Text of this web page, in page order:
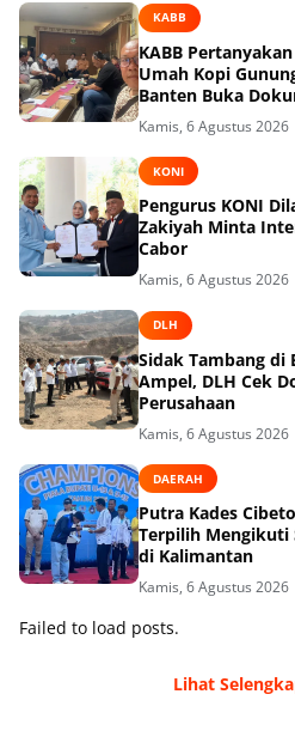
KABB
KABB
Umah Kopi
Banten Buka
Kamis, 6 Agustus 2026
KONI
Pengurus KONI
Zakiyah Minta
Cabor
Kamis, 6 Agustus 2026
DLH
Sidak Tambang di
Ampel, DLH Cek
Perusahaan
Kamis, 6 Agustus 2026
DAERAH
Putra Kades
Terpilih Mengikuti
di Kalimantan
Kamis, 6 Agustus 2026
Failed to load posts.
Lihat